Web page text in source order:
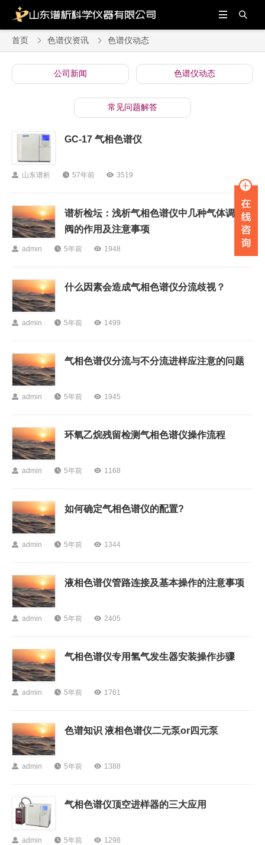


首页  色谱仪资讯  色谱仪动态
公司新闻 色谱仪动态
常见问题解答
GC-17 气相色谱仪
 山东谱析  57年前  3519
谱析检坛：浅析气相色谱仪中几种气体调节
阀的作用及注意事项
 admin  5年前  1948
什么因素会造成气相色谱仪分流歧视？
 admin  5年前  1499
气相色谱仪分流与不分流进样应注意的问题
 admin  5年前  1945
环氧乙烷残留检测气相色谱仪操作流程
 admin  5年前  1168
如何确定气相色谱仪的配置?
 admin  5年前  1344
液相色谱仪管路连接及基本操作的注意事项
 admin  5年前  2405
气相色谱仪专用氢气发生器安装操作步骤
 admin  5年前  1761
色谱知识 液相色谱仪二元泵or四元泵
 admin  5年前  1388
气相色谱仪顶空进样器的三大应用
 admin  5年前  1298